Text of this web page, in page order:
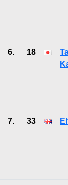
6. 18
7. 33